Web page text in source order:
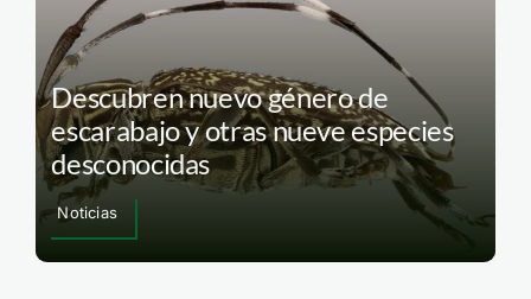
Descubren nuevo género de
escarabajo y otras nueve especies
desconocidas
Noticias